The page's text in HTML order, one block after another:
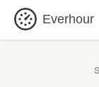
Everhour